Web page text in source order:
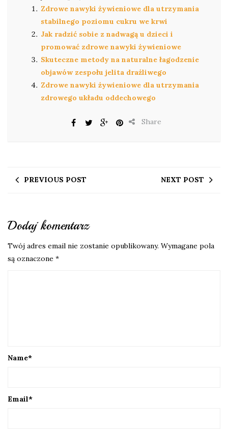
Zdrowe nawyki żywieniowe dla utrzymania
stabilnego poziomu cukru we krwi
Jak radzić sobie z nadwagą u dzieci i
promować zdrowe nawyki żywieniowe
Skuteczne metody na naturalne łagodzenie
objawów zespołu jelita drażliwego
Zdrowe nawyki żywieniowe dla utrzymania
zdrowego układu oddechowego
Share
PREVIOUS POST NEXT POST
Dodaj komentarz
Twój adres email nie zostanie opublikowany. Wymagane pola
są oznaczone *
Name*
Email*